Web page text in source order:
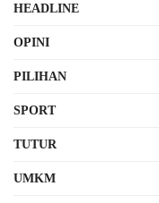
HEADLINE
OPINI
PILIHAN
SPORT
TUTUR
UMKM